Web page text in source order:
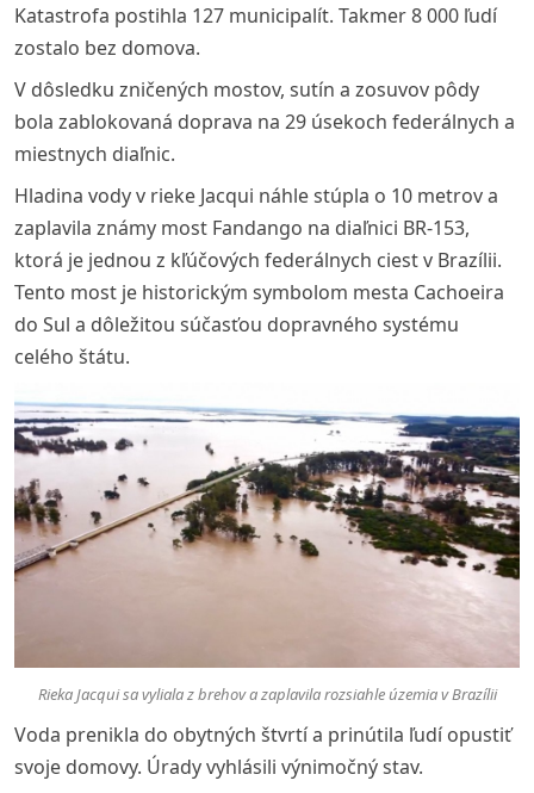
Katastrofa postihla 127 municipalít. Takmer 8 000 ľudí
zostalo bez domova.
V dôsledku zničených mostov, sutín a zosuvov pôdy
bola zablokovaná doprava na 29 úsekoch federálnych a
miestnych diaľnic.
Hladina vody v rieke Jacqui náhle stúpla o 10 metrov a
zaplavila známy most Fandango na diaľnici BR-153,
ktorá je jednou z kľúčových federálnych ciest v Brazílii.
Tento most je historickým symbolom mesta Cachoeira
do Sul a dôležitou súčasťou dopravného systému
celého štátu.
Rieka Jacqui sa vyliala z brehov a zaplavila rozsiahle územia v Brazílii
Voda prenikla do obytných štvrtí a prinútila ľudí opustiť
svoje domovy. Úrady vyhlásili výnimočný stav.